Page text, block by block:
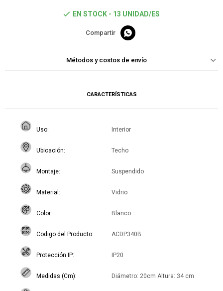
EN STOCK - 13 UNIDAD/ES

Métodos y costos de envío
CARACTERÍSTICAS
Uso Interior
Ubicación Techo
Montaje Suspendido
Material Vidrio
Color Blanco
Codigo del Producto ACDP340B
Protección IP IP20
Medidas (Cm) Diámetro: 20cm Altura: 34 cm